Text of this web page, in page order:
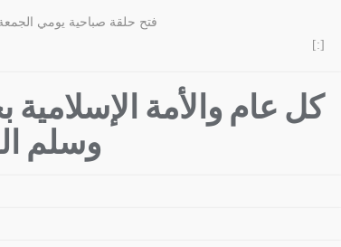
فتح حلقة صباحية يومي
[:]
كل عام والأمة
وسلم